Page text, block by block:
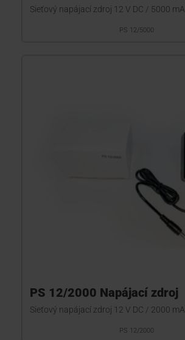
Sieťový napájací zdroj 12 V DC / 5000 mA
PS 12/5000
PS 12/2000 Napájací zdroj
Sieťový napájací zdroj 12 V DC / 2000 mA
PS 12/2000